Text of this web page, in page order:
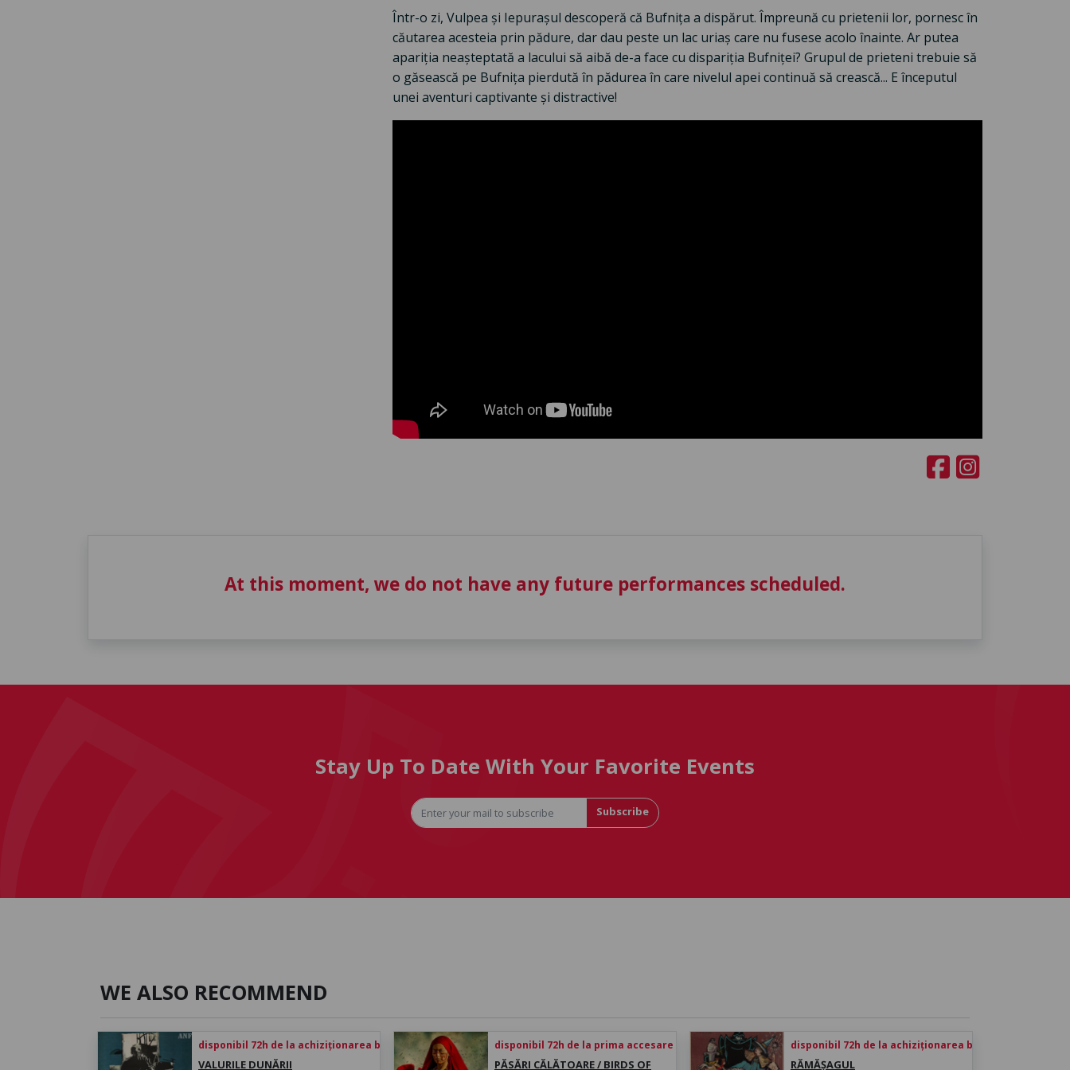
Într-o zi, Vulpea și Iepurașul descoperă că Bufnița a dispărut. Împreună cu prietenii lor, pornesc în
căutarea acesteia prin pădure, dar dau peste un lac uriaș care nu fusese acolo înainte. Ar putea
apariția neașteptată a lacului să aibă de-a face cu dispariția Bufniței? Grupul de prieteni trebuie să
o găsească pe Bufnița pierdută în pădurea în care nivelul apei continuă să crească... E începutul
unei aventuri captivante și distractive!
At this moment, we do not have any future performances scheduled.
Stay Up To Date With Your Favorite Events
Subscribe
WE ALSO RECOMMEND
disponibil 72h de la achiziționarea biletului
VALURILE DUNĂRII
disponibil 72h de la prima accesare
PĂSĂRI CĂLĂTOARE / BIRDS OF
disponibil 72h de la achiziționarea biletului
RĂMĂȘAGUL